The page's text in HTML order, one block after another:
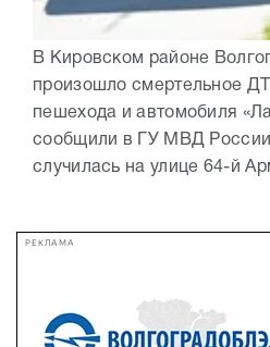
В Кировском районе
произошло смертельное
пешехода и автомобиля
сообщили в ГУ МВД России
случилась на улице 64-й
РЕКЛАМА